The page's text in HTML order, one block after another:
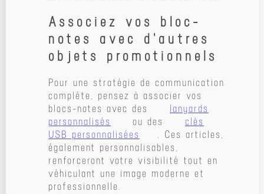
Associez vos bloc-
notes avec d'autres
objets promotionnels
Pour une stratégie de communication
complète, pensez à associer vos
blocs-notes avec des
lanyards
personnalisés
ou des
clés
USB personnalisées
. Ces articles,
également personnalisables,
renforceront votre visibilité tout en
véhiculant une image moderne et
professionnelle.